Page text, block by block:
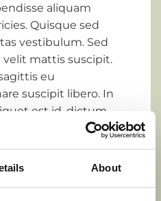
About
aliquam
Quisque sed
vestibulum. Sed
velit mattis suscipit.
eu
suscipit libero. In
est id, dictum
accumsan vel
velit ultricies